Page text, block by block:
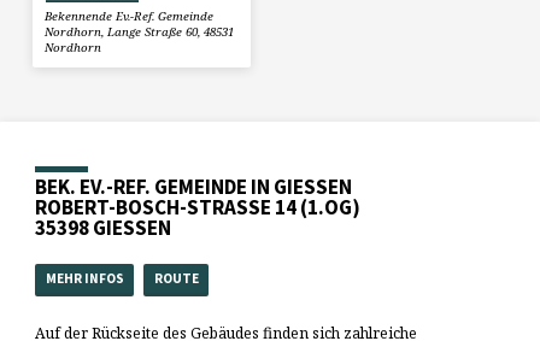
Bekennende Ev.-Ref. Gemeinde
Nordhorn, Lange Straße 60, 48531
Nordhorn
BEK. EV.-REF. GEMEINDE IN GIESSEN
ROBERT-BOSCH-STRASSE 14 (1.OG)
35398 GIESSEN
MEHR INFOS ROUTE
Auf der Rückseite des Gebäudes finden sich zahlreiche